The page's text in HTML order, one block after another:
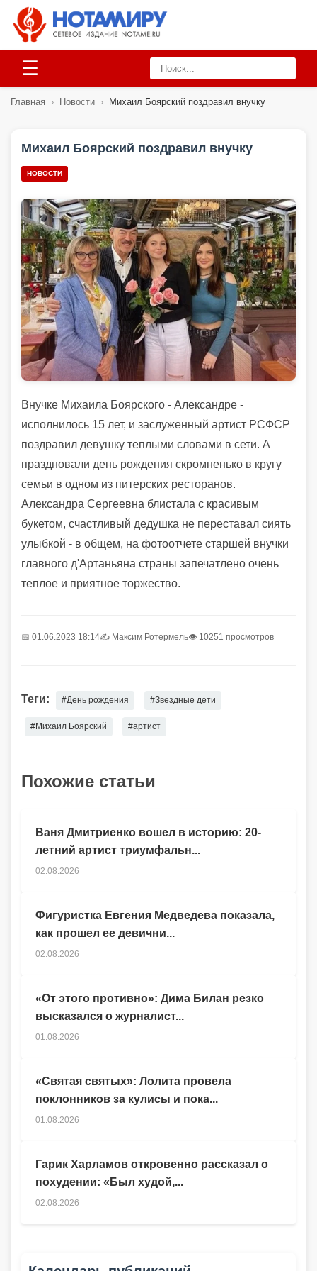
☰
Главная › Новости › Михаил Боярский поздравил внучку
Михаил Боярский поздравил внучку
НОВОСТИ
Внучке Михаила Боярского - Александре -
исполнилось 15 лет, и заслуженный артист РСФСР
поздравил девушку теплыми словами в сети. А
праздновали день рождения скромненько в кругу
семьи в одном из питерских ресторанов.
Александра Сергеевна блистала с красивым
букетом, счастливый дедушка не переставал сиять
улыбкой - в общем, на фотоотчете старшей внучки
главного д'Артаньяна страны запечатлено очень
теплое и приятное торжество.
📅 01.06.2023 18:14✍️ Максим Ротермель👁 10251 просмотров
Теги: #День рождения #Звездные дети
#Михаил Боярский #артист
Похожие статьи
Гарик Харламов откровенно рассказал о
похудении: «Был худой,...
02.08.2026
Ваня Дмитриенко вошел в историю: 20-
летний артист триумфальн...
02.08.2026
Фигуристка Евгения Медведева показала,
как прошел ее девични...
02.08.2026
«От этого противно»: Дима Билан резко
высказался о журналист...
01.08.2026
«Святая святых»: Лолита провела
поклонников за кулисы и пока...
01.08.2026